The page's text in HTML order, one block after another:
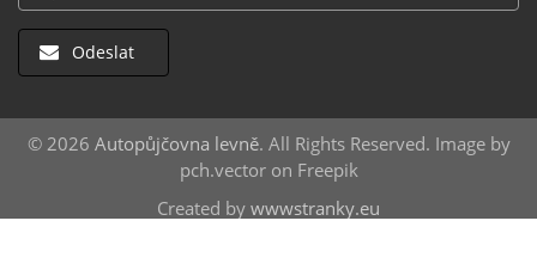
Odeslat
© 2026 Autopůjčovna levně. All Rights Reserved. Image by
pch.vector on Freepik
Created by wwwstranky.eu